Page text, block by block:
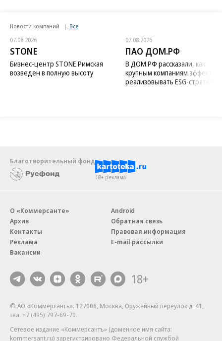
Новости компаний Все
07.08.2026
STONE
Бизнес-центр STONE Римская
возведен в полную высоту
07.08.2026
ПАО ДОМ.РФ
В ДОМ.РФ рассказали, как
крупным компаниям
реализовывать ESG-стратегию
Благотворительный фонд
18+ реклама
О «Коммерсанте»
Архив
Контакты
Реклама
Вакансии
Android
Обратная связь
Правовая информация
E-mail рассылки
18+
© АО «Коммерсантъ». 127006, Москва, Оружейный переулок д. 41,
тел. +7 (495) 797-69-70.
Сетевое издание «Коммерсантъ» (доменное имя сайта:
kommersant.ru) зарегистрировано Федеральной службой